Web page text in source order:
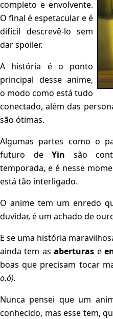
completo e envolvente.
O final é espetacular e é
difícil descrevê-lo sem
dar spoiler.
A história é o ponto
principal desse anime,
o modo como está tudo
conectado, além das
são ótimas.
Algumas partes como o
futuro deYin são
temporada, e é nesse
está tão interligado.
O anime tem um enredo
duvidar, é um achado de
E se uma história
ainda tem asaberturas e
boas que precisam tocar
o.ó).
Nunca pensei que um
conhecido, mas esse tem,